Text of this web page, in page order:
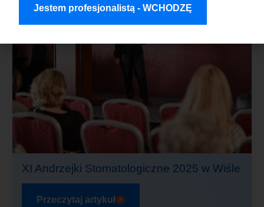
XI Andrzejki Stomatologiczne 2025 w Wiśle
Przeczytaj artykuł
Jestem profesjonalistą - WCHODZĘ